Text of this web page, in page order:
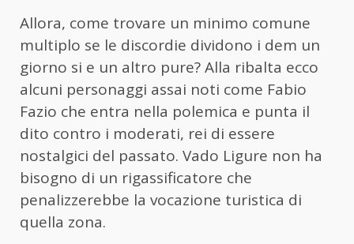
Allora, come trovare un minimo comune
multiplo se le discordie dividono i dem un
giorno si e un altro pure? Alla ribalta ecco
alcuni personaggi assai noti come Fabio
Fazio che entra nella polemica e punta il
dito contro i moderati, rei di essere
nostalgici del passato. Vado Ligure non ha
bisogno di un rigassificatore che
penalizzerebbe la vocazione turistica di
quella zona.